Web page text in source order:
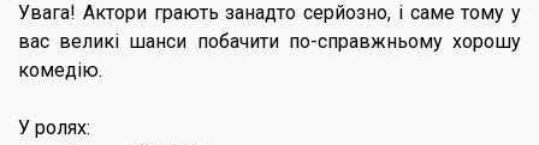
Увага! Актори грають занадто серйозно, і саме тому у
вас великі шанси побачити по-справжньому хорошу
комедію.
У ролях: